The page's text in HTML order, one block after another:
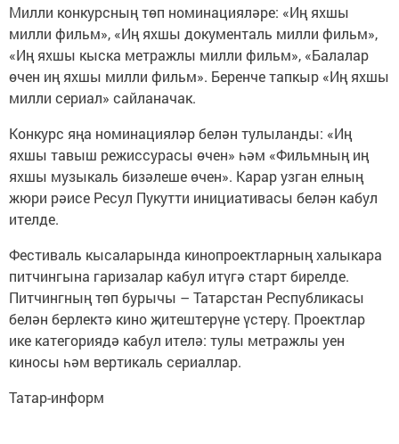
Милли конкурсның төп номинацияләре: «Иң яхшы
милли фильм», «Иң яхшы документаль милли фильм»,
«Иң яхшы кыска метражлы милли фильм», «Балалар
өчен иң яхшы милли фильм». Беренче тапкыр «Иң яхшы
милли сериал» сайланачак.
Конкурс яңа номинацияләр белән тулыланды: «Иң
яхшы тавыш режиссурасы өчен» һәм «Фильмның иң
яхшы музыкаль бизәлеше өчен». Карар узган елның
жюри рәисе Ресул Пукутти инициативасы белән кабул
ителде.
Фестиваль кысаларында кинопроектларның халыкара
питчингына гаризалар кабул итүгә старт бирелде.
Питчингның төп бурычы – Татарстан Республикасы
белән берлектә кино җитештерүне үстерү. Проектлар
ике категориядә кабул ителә: тулы метражлы уен
киносы һәм вертикаль сериаллар.
Татар-информ